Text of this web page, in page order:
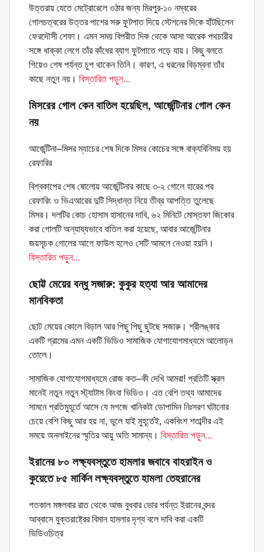
উত্তরায় যেতে মেট্রোরেলে ওঠার জন্য মিরপুর-১০ নম্বরের
গোলচত্বরের উত্তর পাশের সরু ফুটপাত দিয়ে স্টেশনের দিকে হাঁটছিলেন
ফেরদৌসী শেফা। এমন সময় বিপরীত দিক থেকে আসা আরেক পথচারীর
সঙ্গে ধাক্কা লেগে তাঁর কাঁধের ব্যাগ ফুটপাতে পড়ে যায়। কিছু বলতে
গিয়েও শেষ পর্যন্ত চুপ থাকেন তিনি। কারণ, এ ধরনের বিড়ম্বনা তাঁর
কাছে নতুন নয়। বিস্তারিত পড়ুন...
মিসরের গোল কেন বাতিল হয়েছিল, আর্জেন্টিনার গোল কেন
নয়
আর্জেন্টিনা–মিসর ম্যাচের শেষ দিকে মিসর কোচের সঙ্গে বাক্যবিনিময় হয়
রেফারির
বিশ্বকাপের শেষ ষোলোয় আর্জেন্টিনার কাছে ৩-২ গোলে হারের পর
রেফারিং ও ভিএআরের দুটি সিদ্ধান্ত নিয়ে তীব্র আপত্তি তুলেছে
মিসর। দলটির কোচ হোসাম হাসানের দাবি, ৬২ মিনিটে মোস্তফা জিকোর
করা গোলটি অন্যায্যভাবে বাতিল করা হয়েছে, আবার আর্জেন্টিনার
জয়সূচক গোলের আগে ফাউল হলেও সেটি আমলে নেওয়া হয়নি।
বিস্তারিত পড়ুন...
ছোট্ট মেয়ের বন্ধু সজারু: কুকুর হত্যা আর আমাদের
মানবিকতা
ছোট মেয়ের কোলে বিড়াল আর পিছু পিছু ছুটছে সজারু। শ্রীলঙ্কার
একটি গ্রামের এমন একটি ভিডিও সামাজিক যোগাযোগমাধ্যমে আলোড়ন
তোলে।
সামাজিক যোগাযোগমাধ্যমে রোজ কত–কী দেখি আমরা! প্রতিটি স্ক্রল
মানেই নতুন নতুন স্ট্যাটাস কিংবা ভিডিও। এত বেশি তথ্য আমাদের
সামনে প্রতিমুহূর্তে আসে যে মগজে খানিকটা ডোপামিন নিঃসরণ ঘটানোর
চেয়ে বেশি কিছু আর হয় না, ভুলে যাই মুহূর্তেই, একবিংশ শতাব্দীর এই
সময়ে অনলাইনের স্মৃতির আয়ু অতি সামান্য। বিস্তারিত পড়ুন...
ইরানের ৮০ লক্ষ্যবস্তুতে হামলার জবাবে বাহরাইন ও
কুয়েতে ৮৫ মার্কিন লক্ষ্যবস্তুতে হামলা তেহরানের
গতকাল মঙ্গলবার রাত থেকে আজ বুধবার ভোর পর্যন্ত ইরানের বন্দর
আব্বাসে যুক্তরাষ্ট্রের বিমান হামলার দৃশ্য বলে দাবি করা একটি
ভিডিওচিত্র